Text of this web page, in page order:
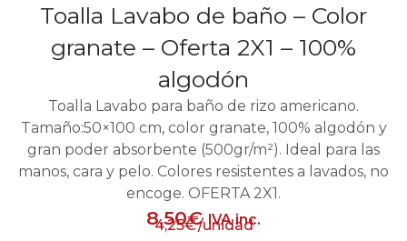
Toalla Lavabo de baño – Color
granate – Oferta 2X1 – 100%
algodón
Toalla Lavabo para baño de rizo americano.
Tamaño:50×100 cm, color granate, 100% algodón y
gran poder absorbente (500gr/m²). Ideal para las
manos, cara y pelo. Colores resistentes a lavados, no
encoge. OFERTA 2X1.
8,50€ IVA inc.
4,25€/unidad